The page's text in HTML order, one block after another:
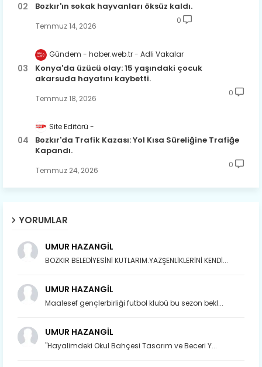
Bozkır'ın sokak hayvanları öksüz kaldı.
Temmuz 14, 2026
0
Gündem - haber.web.tr Adli Vakalar
Konya'da üzücü olay: 15 yaşındaki çocuk
akarsuda hayatını kaybetti.
Temmuz 18, 2026
0
Site Editörü
Bozkır'da Trafik Kazası: Yol Kısa Süreliğine Trafiğe
Kapandı.
Temmuz 24, 2026
0
YORUMLAR
UMUR HAZANGİL
BOZKIR BELEDİYESİNİ KUTLARIM.YAZŞENLİKLERİNİ KENDİ...
UMUR HAZANGİL
Maalesef gençlerbirliği futbol klubü bu sezon bekl...
UMUR HAZANGİL
"Hayalimdeki Okul Bahçesi Tasarım ve Beceri Y...